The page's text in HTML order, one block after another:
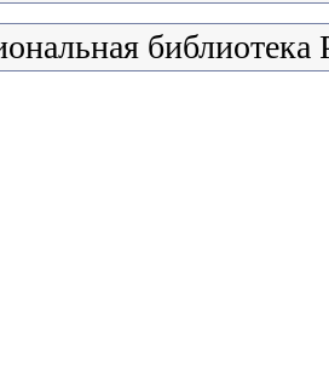
библиотека